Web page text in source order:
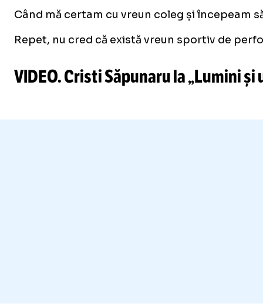
Când mă certam cu vreun coleg și începeam
Repet, nu cred că există vreun sportiv de
VIDEO. Cristi Săpunaru la „Lumini